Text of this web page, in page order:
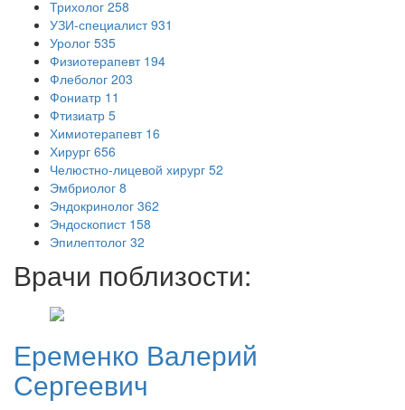
Трихолог 258
УЗИ-специалист 931
Уролог 535
Физиотерапевт 194
Флеболог 203
Фониатр 11
Фтизиатр 5
Химиотерапевт 16
Хирург 656
Челюстно-лицевой хирург 52
Эмбриолог 8
Эндокринолог 362
Эндоскопист 158
Эпилептолог 32
Врачи поблизости:
Еременко Валерий
Сергеевич